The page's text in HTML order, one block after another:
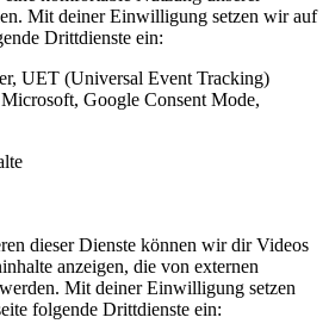
Mit deiner Einwilligung setzen wir auf
Drittdienste ein:
UET (Universal Event Tracking)
Google Consent Mode,
dieser Dienste können wir dir Videos
anzeigen, die von externen
Mit deiner Einwilligung setzen
folgende Drittdienste ein: